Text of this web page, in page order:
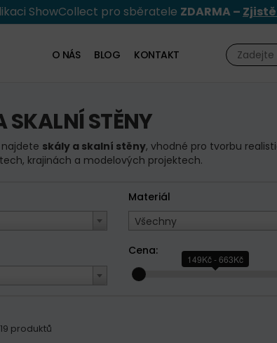
ShowCollect pro sběratele ZDARMA –
O NÁS BLOG KONTAKT
SKALNÍ STĚNY
skály a skalní stěny, vhodné pro tvorbu
krajinách a modelových projektech.
Materiál
Všechny
Cena:
149Kč - 663Kč
produktů